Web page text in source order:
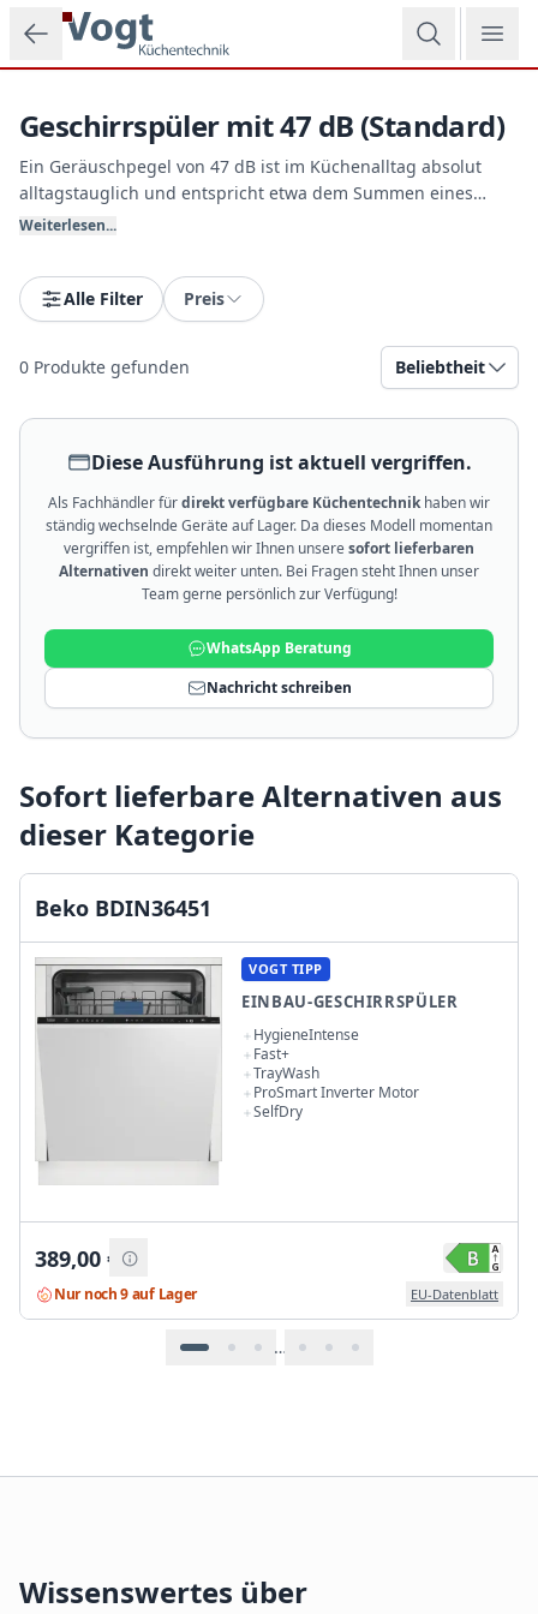
Zum Hauptinhalt springen
Geschirrspüler mit 47 dB (Standard)
Ein Geräuschpegel von 47 dB ist im Küchenalltag absolut
alltagstauglich und entspricht etwa dem Summen eines
klassischen Kühlschranks. Diese Einstiegsgeräte bieten
Anschaffungspreis. Vogt Küchentechnik berät Sie gern zu
den verschiedenen Modellen.
Weiterlesen...
Alle Filter Preis
0 Produkte gefunden Beliebtheit
Diese Ausführung ist aktuell vergriffen.
Als Fachhändler fürdirekt verfügbare Küchentechnikhaben wir
ständig wechselnde Geräte auf Lager. Da dieses Modell momentan
vergriffen ist, empfehlen wir Ihnen unseresofort lieferbaren
Alternativen direkt weiter unten. Bei Fragen steht Ihnen unser
Team gerne persönlich zur Verfügung!
WhatsApp Beratung
Nachricht schreiben
Sofort lieferbare Alternativen aus
dieser Kategorie
Beko BDIN36451
VOGT TIPP
EINBAU-GESCHIRRSPÜLER
HygieneIntense
Fast+
TrayWash
ProSmart Inverter Motor
SelfDry
389,00 €
Nur noch 9 auf Lager EU-Datenblatt
…
Wissenswertes über